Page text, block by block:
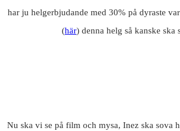
har ju helgerbjudande med 30% på dyraste
(här) denna helg så kanske ska
Nu ska vi se på film och mysa, Inez ska sova